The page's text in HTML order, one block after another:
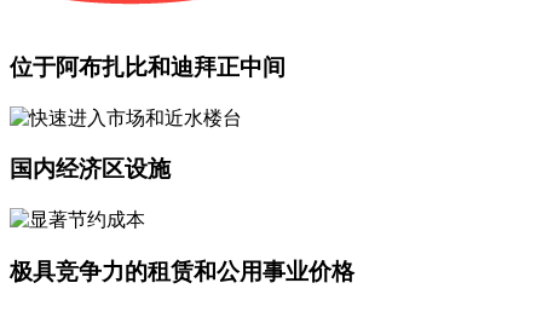
位于阿布扎比和迪拜正中间
国内经济区设施
极具竞争力的租赁和公用事业价格